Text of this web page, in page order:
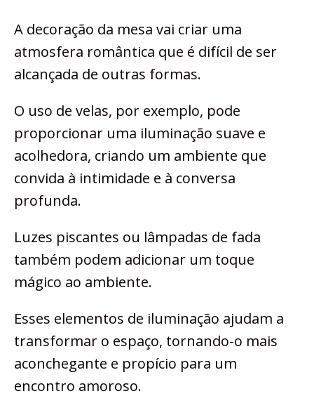
A decoração da mesa vai criar uma
atmosfera romântica que é difícil de ser
alcançada de outras formas.
O uso de velas, por exemplo, pode
proporcionar uma iluminação suave e
acolhedora, criando um ambiente que
convida à intimidade e à conversa
profunda.
Luzes piscantes ou lâmpadas de fada
também podem adicionar um toque
mágico ao ambiente.
Esses elementos de iluminação ajudam a
transformar o espaço, tornando-o mais
aconchegante e propício para um
encontro amoroso.